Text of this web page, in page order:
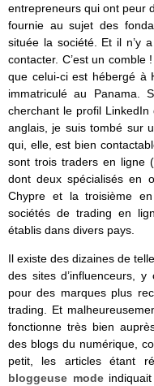
entrepreneurs qui ont peur
fournie au sujet des
située la société. Et il n’y
contacter. C’est un comble
que celui-ci est hébergé à
immatriculé au Panama.
cherchant le profil LinkedIn
anglais, je suis tombé sur
qui, elle, est bien
sont trois traders en ligne
dont deux spécialisés en
Chypre et la troisième
sociétés de trading en
établis dans divers pays.
Il existe des dizaines de
des sites d’influenceurs,
pour des marques plus
trading. Et
fonctionne très bien
des blogs du numérique,
petit, les articles étant
bloggeuse modeindiquait